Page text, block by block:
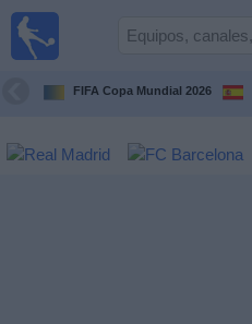
FIFA Copa Mundial 2026
Guía de
Televisados